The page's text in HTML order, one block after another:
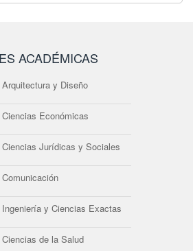
ACADÉMICAS
y Diseño
Económicas
Jurídicas y Sociales
y Ciencias Exactas
de la Salud